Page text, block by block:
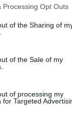
website/app uses
or usage
to Google and its
specified
Processing Opt Outs
of the Sharing of
of the Sale of my
of processing my
Targeted
megújítják
utcáját
első lakótelepén
vízáteresztő
Zuglóban –